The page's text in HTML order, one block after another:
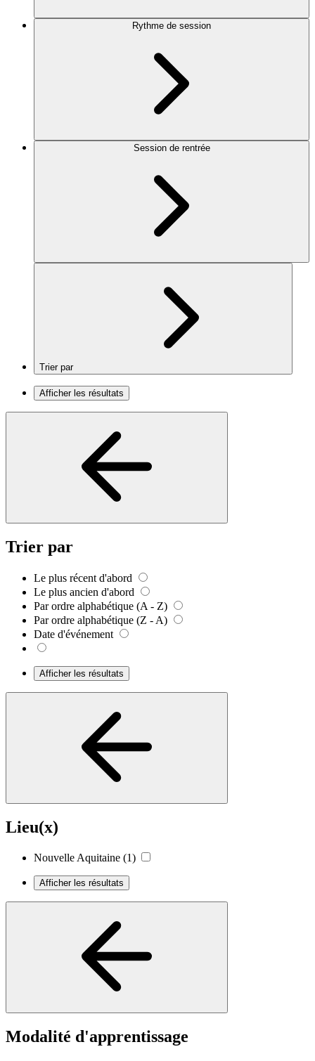
Rythme de session
Session de rentrée
Trier par
Afficher les résultats
Trier par
Le plus récent d'abord
Le plus ancien d'abord
Par ordre alphabétique (A - Z)
Par ordre alphabétique (Z - A)
Date d'événement
Afficher les résultats
Lieu(x)
Nouvelle Aquitaine (1)
Afficher les résultats
Modalité d'apprentissage